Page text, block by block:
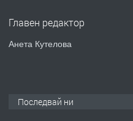
Главен редактор
Анета Кутелова
Последвай ни